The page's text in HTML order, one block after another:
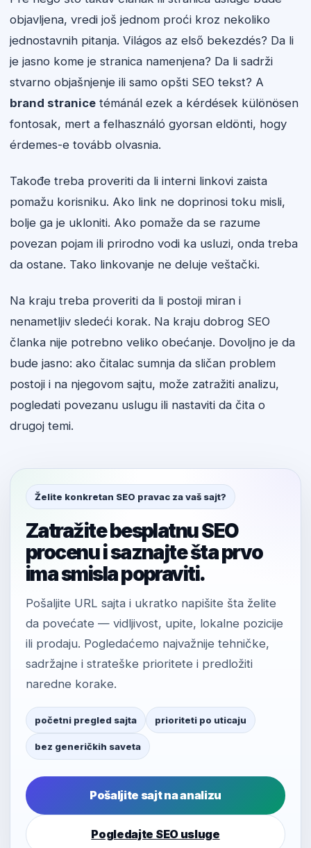
objavljena, vredi još jednom proći kroz nekoliko
jednostavnih pitanja. Világos az első bekezdés? Da li
je jasno kome je stranica namenjena? Da li sadrži
stvarno objašnjenje ili samo opšti SEO tekst? A
brand stranice témánál ezek a kérdések különösen
fontosak, mert a felhasználó gyorsan eldönti, hogy
érdemes-e tovább olvasnia.
Takođe treba proveriti da li interni linkovi zaista
pomažu korisniku. Ako link ne doprinosi toku misli,
bolje ga je ukloniti. Ako pomaže da se razume
povezan pojam ili prirodno vodi ka usluzi, onda treba
da ostane. Tako linkovanje ne deluje veštački.
Na kraju treba proveriti da li postoji miran i
nenametljiv sledeći korak. Na kraju dobrog SEO
članka nije potrebno veliko obećanje. Dovoljno je da
bude jasno: ako čitalac sumnja da sličan problem
postoji i na njegovom sajtu, može zatražiti analizu,
pogledati povezanu uslugu ili nastaviti da čita o
drugoj temi.
Želite konkretan SEO pravac za vaš sajt?
Zatražite besplatnu SEO
procenu i saznajte šta prvo
ima smisla popraviti.
Pošaljite URL sajta i ukratko napišite šta želite
da povećate — vidljivost, upite, lokalne pozicije
ili prodaju. Pogledaćemo najvažnije tehničke,
sadržajne i strateške prioritete i predložiti
naredne korake.
početni pregled sajta prioriteti po uticaju
bez generičkih saveta
Pošaljite sajt na analizu
Pogledajte SEO usluge